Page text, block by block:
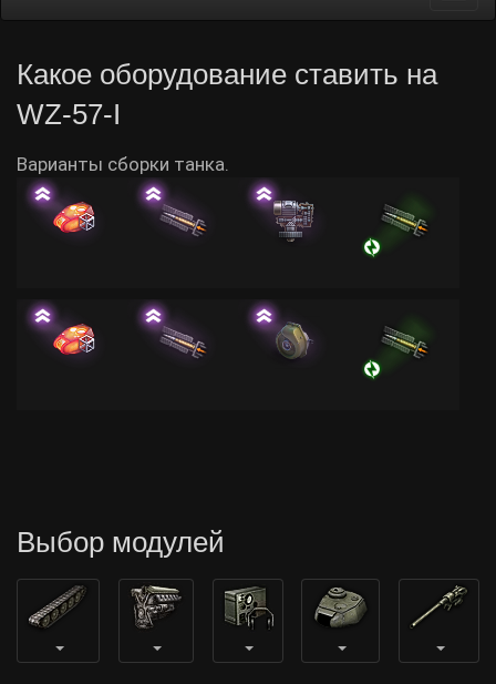
Какое оборудование ставить на
WZ-57-I
Варианты сборки танка.
Выбор модулей